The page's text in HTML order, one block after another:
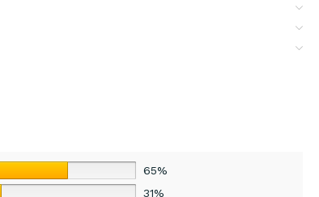
65%
31%